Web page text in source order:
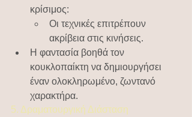
κρίσιμος:
Οι τεχνικές επιτρέπουν
ακρίβεια στις κινήσεις.
Η φαντασία βοηθά τον
κουκλοπαίκτη να δημιουργήσει
έναν ολοκληρωμένο, ζωντανό
χαρακτήρα.
5. Δραματουργική Διάσταση